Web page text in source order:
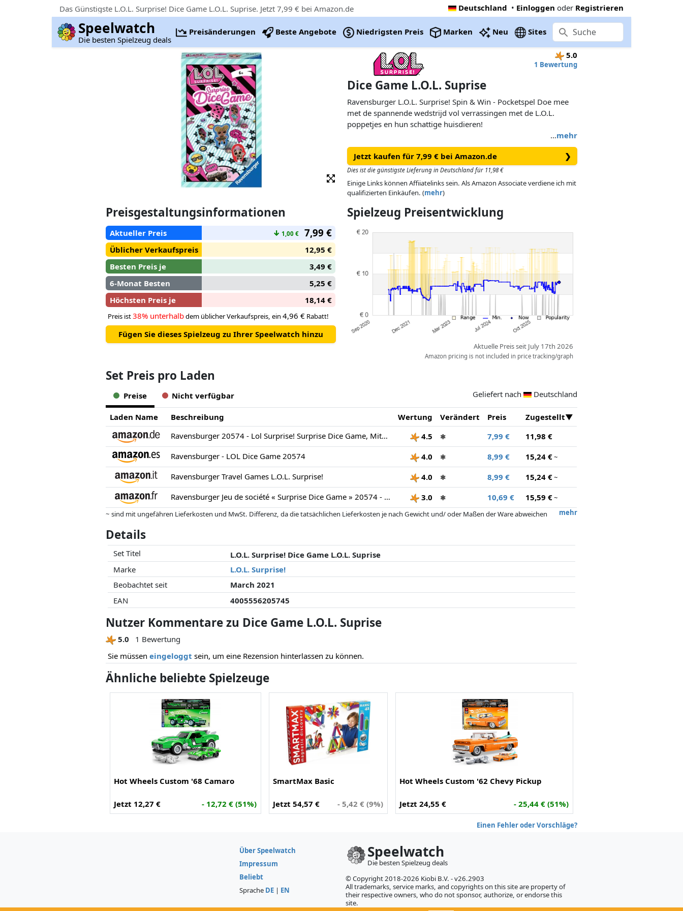
Das Günstigste L.O.L. Surprise! Dice Game L.O.L. Suprise. Jetzt 7,99 € bei Amazon.de Deutschland • Einloggen oder Registrieren
Speelwatch
Die besten Spielzeug deals
Preisänderungen Beste Angebote Niedrigsten Preis Marken Neu Sites
5.0
1 Bewertung
Dice Game L.O.L. Suprise
…mehr
Ravensburger L.O.L. Surprise! Spin & Win - Pocketspel Doe mee
met de spannende wedstrijd vol verrassingen met de L.O.L.
poppetjes en hun schattige huisdieren!
Jetzt kaufen für 7,99 € bei Amazon.de ❯
Dies ist die günstigste Lieferung in Deutschland für 11,98 €
Einige Links können Affiiatelinks sein. Als Amazon Associate verdiene ich mit
qualifizierten Einkäufen. (mehr)
Preisgestaltungsinformationen
Aktueller Preis ↓ 1,00 € 7,99 €
Üblicher Verkaufspreis
12,95 €
Besten Preis je
3,49 €
6-Monat Besten
5,25 €
Höchsten Preis je
18,14 €
Preis ist38% unterhalbdem üblicher Verkaufspreis, ein 4,96 € Rabatt!
Fügen Sie dieses Spielzeug zu Ihrer Speelwatch hinzu
Spielzeug Preisentwicklung
Aktuelle Preis seit July 17th 2026
Amazon pricing is not included in price tracking/graph
Set Preis pro Laden
Preise Nicht verfügbar Geliefert nach Deutschland
Laden Name Beschreibung Wertung Verändert Preis
Zugestellt
Ravensburger 20574 - Lol Surprise! Surprise Dice Game, Mitbringspiel für 2-4 Spieler, ab 6 Jahren, kompaktes Format, Reisespiel, Brettspiel
4.5 ✱ 7,99 €
11,98 €
Ravensburger - LOL Dice Game 20574
4.0 ✱ 8,99 € 15,24 €~
Ravensburger Travel Games L.O.L. Surprise! 4.0 ✱ 8,99 € 15,24 €~
Ravensburger Jeu de société « Surprise Dice Game » 20574 - L.O.L. Surprise! Multicolore 3.0 ✱ 10,69 € 15,59 €~
mehr
~ sind mit ungefähren Lieferkosten und MwSt. Differenz, da die tatsächlichen Lieferkosten je nach Gewicht und/ oder Maßen der Ware abweichen
Preise und Verfügbarkeiten können sich seit der letzten Aktualisierung geändert haben. Die Ordnung erfolgt rein nach dem Preis, Vergütungen durch
Partner haben darauf keinerlei Einfluss. Nur bei gleichen Preisen können historische Leistungen die Ordnung beeinflussen.
Details
Set Titel
L.O.L. Surprise! Dice Game L.O.L. Suprise
Marke
L.O.L. Surprise!
Beobachtet seit
March 2021
EAN
4005556205745
Nutzer Kommentare zu Dice Game L.O.L. Suprise
5.0
1 Bewertung
Sie müssen eingeloggt sein, um eine Rezension hinterlassen zu können.
Ähnliche beliebte Spielzeuge
Hot Wheels Custom '68 Camaro
Jetzt 12,27 € - 12,72 € (51%)
SmartMax Basic
Jetzt 54,57 € - 5,42 € (9%)
Hot Wheels Custom '62 Chevy Pickup
Jetzt 24,55 € - 25,44 € (51%)
Einen Fehler oder Vorschläge?
Über Speelwatch
Impressum
Beliebt
Sprache DE | EN
Speelwatch
Die besten Spielzeug deals
© Copyright 2018-2026 Kiobi B.V. - v26.2903
All trademarks, service marks, and copyrights on this site are property of
their respective owners, who do not sponsor, authorize, or endorse this
site.